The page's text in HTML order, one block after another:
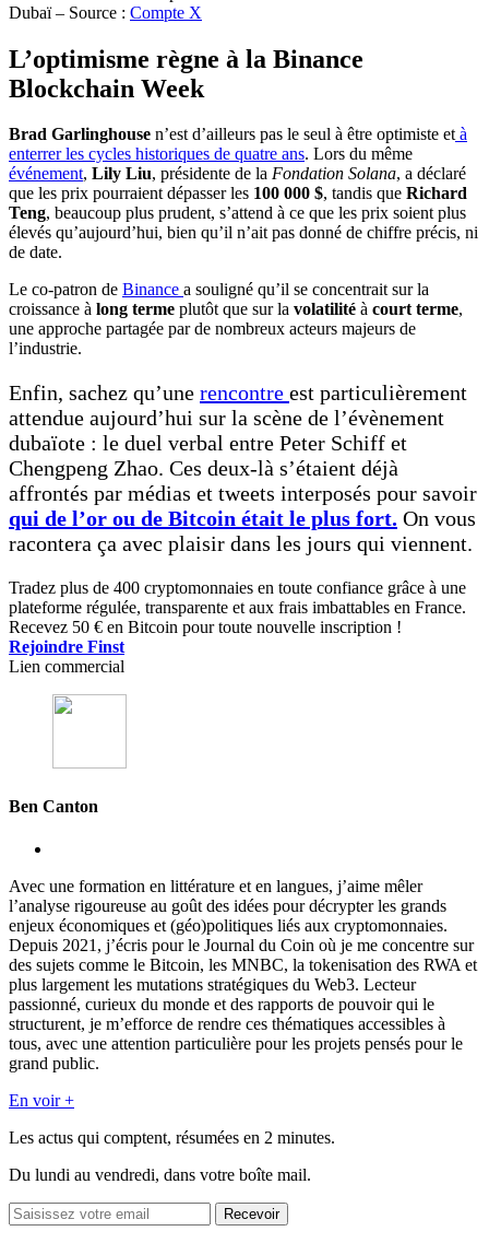
Dubaï – Source : Compte X
L’optimisme règne à la Binance
Blockchain Week
Brad Garlinghouse n’est d’ailleurs pas le seul à être optimiste età
enterrer les cycles historiques de quatre ans. Lors du même
événement, Lily Liu, présidente de la Fondation Solana, a déclaré
que les prix pourraient dépasser les 100 000 $, tandis que Richard
Teng, beaucoup plus prudent, s’attend à ce que les prix soient plus
élevés qu’aujourd’hui, bien qu’il n’ait pas donné de chiffre précis, ni
de date.
Le co-patron de Binance a souligné qu’il se concentrait sur la
croissance à long terme plutôt que sur la volatilité à court terme,
une approche partagée par de nombreux acteurs majeurs de
l’industrie.
Enfin, sachez qu’une rencontre est particulièrement
attendue aujourd’hui sur la scène de l’évènement
dubaïote : le duel verbal entre Peter Schiff et
Chengpeng Zhao. Ces deux-là s’étaient déjà
affrontés par médias et tweets interposés pour savoir
qui de l’or ou de Bitcoin était le plus fort. On vous
racontera ça avec plaisir dans les jours qui viennent.
Tradez plus de 400 cryptomonnaies en toute confiance grâce à une
plateforme régulée, transparente et aux frais imbattables en France.
Recevez 50 € en Bitcoin pour toute nouvelle inscription !
Rejoindre Finst
Lien commercial
Ben Canton
Avec une formation en littérature et en langues, j’aime mêler
l’analyse rigoureuse au goût des idées pour décrypter les grands
enjeux économiques et (géo)politiques liés aux cryptomonnaies.
Depuis 2021, j’écris pour le Journal du Coin où je me concentre sur
des sujets comme le Bitcoin, les MNBC, la tokenisation des RWA et
plus largement les mutations stratégiques du Web3. Lecteur
passionné, curieux du monde et des rapports de pouvoir qui le
structurent, je m’efforce de rendre ces thématiques accessibles à
tous, avec une attention particulière pour les projets pensés pour le
grand public.
En voir +
Les actus qui comptent, résumées en 2 minutes.
Du lundi au vendredi, dans votre boîte mail.
Recevoir